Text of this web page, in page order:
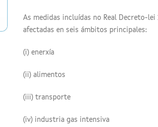
As medidas incluídas no Real Decreto-
afectadas en seis ámbitos principales:
(i) enerxía
(ii) alimentos
(iii) transporte
(iv) industria gas intensiva